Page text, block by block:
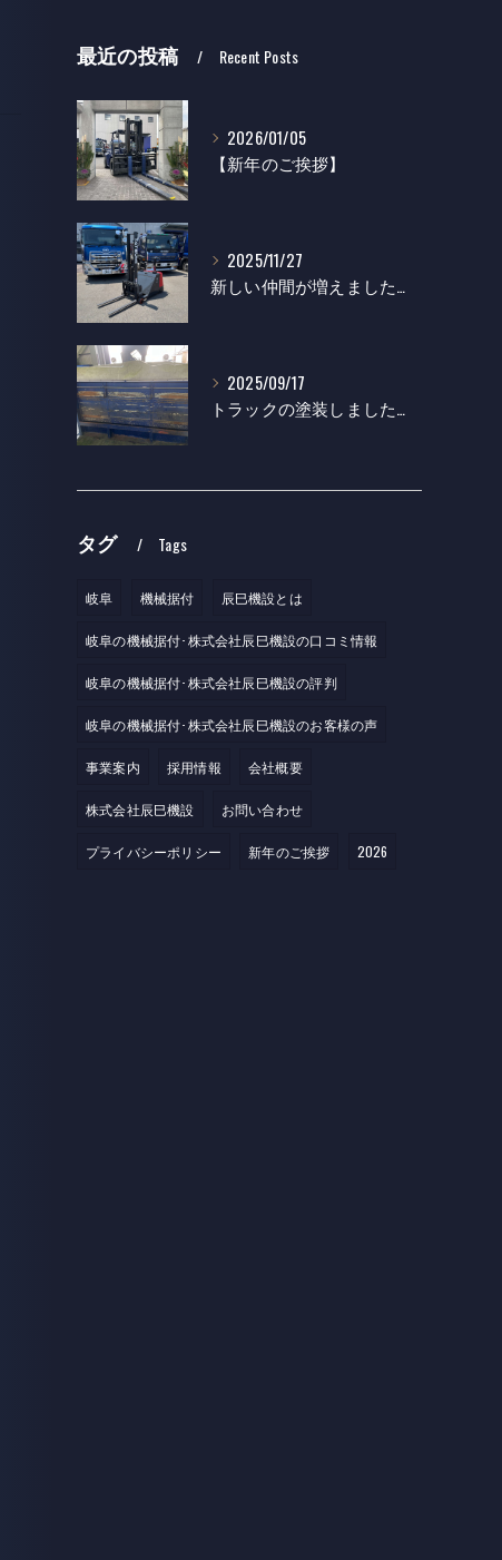
最近の投稿 Recent Posts
2026/01/05
【新年のご挨拶】
2025/11/27
新しい仲間が増えました！辰巳機設
2025/09/17
トラックの塗装しました！辰巳機設
タグ Tags
岐阜 機械据付 辰巳機設とは
岐阜の機械据付･株式会社辰巳機設の口コミ情報
岐阜の機械据付･株式会社辰巳機設の評判
岐阜の機械据付･株式会社辰巳機設のお客様の声
事業案内 採用情報 会社概要
株式会社辰巳機設 お問い合わせ
プライバシーポリシー 新年のご挨拶 2026